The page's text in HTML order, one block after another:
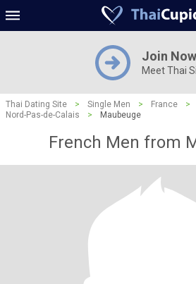
Join Now
Meet Thai
Thai Dating Site > Single Men > France >
Nord-Pas-de-Calais
> Maubeuge
French Men from